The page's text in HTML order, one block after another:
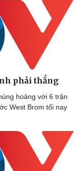
phải thắng
hoảng với 6 trận
West Brom tối nay